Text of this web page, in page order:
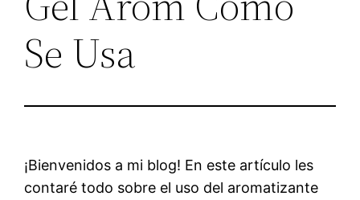
Se Usa
¡Bienvenidos a mi blog! En este artículo les
contaré todo sobre el uso del aromatizante